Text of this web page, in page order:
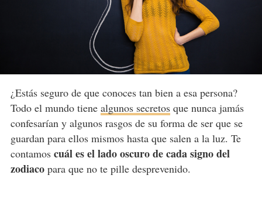
¿Estás seguro de que conoces tan bien a esa persona?
Todo el mundo tiene algunos secretosque nunca jamás
confesarían y algunos rasgos de su forma de ser que se
guardan para ellos mismos hasta que salen a la luz. Te
contamos cuál es el lado oscuro de cada signo del
zodiacopara que no te pille desprevenido.